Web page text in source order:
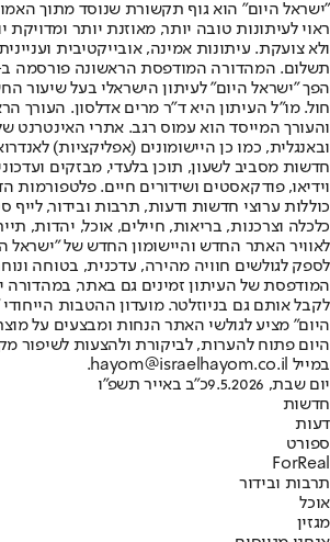
"ישראל היום" הוא גוף תקשורת שנוסד מתוך
ראוי לעיתונות טובה יותר, מאוזנת יותר
ולא צועקת. עיתונות אמינה, אובייקטיבית
הפך "ישראל היום" לעיתון הישראלי בעל שיעור
חול. מו"ל העיתון היא ד"ר מרים אדלסון. העורך
והעורך המייסד הוא עמוס רגב. אתרי האינטרנט
חדשות מסביב לשעון, תוכן בלעדי, מבזקים
וידיאו, פודקאסטים ושידורים חיים. פלטפורמות
כוללות ערוצי חדשות ודעות, תרבות ובידור, לייף
לאוויר האתר החדש והיישומון החדש של "ישראל
לספק לגולשים חוויה מהירה, עדכנית, בטוחה
המודפסת של העיתון זמינים גם באתר, במהדורה
לקבל אותם גם בניוזלטר. מועדון ההטבות
היום" מציע לגולשי האתר הנחות ומבצעים על
היום פתוח להערות, לביקורת ולהצעות לשיפור
במייל hayom@israelhayom.co.il.
יום שבת, 9.5.2026
כ"ב באייר תשפ"ו
חדשות
דעות
ספורט
ForReal
תרבות ובידור
אוכל
מגזין